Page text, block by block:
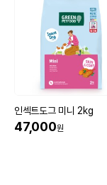
인섹트도그 미니 2kg
47,000원